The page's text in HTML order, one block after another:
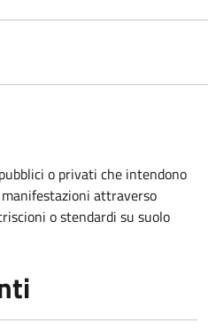
o privati che intendono
attraverso
o stendardi su suolo